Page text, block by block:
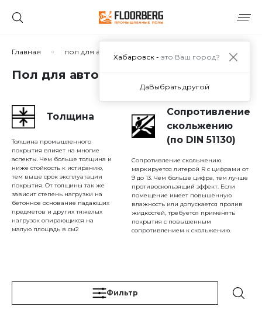
Главная пол для автомойки
Пол для автомойки в Хабаровске
Толщина
Толщина промышленного
покрытия влияет на многие
аспекты. Чем больше толщина и
ниже стойкость к истиранию,
тем выше срок эксплуатации
покрытия. От толщины так же
зависит степень нагрузки на
бетонное основание падающих
предметов и других тяжелых
нагрузок опирающихся на
малую площадь в см2
Сопротивление
скольжению
(по DIN 51130)
Сопротивление скольжению
маркируется литерой R с цифрами от
9 до 13. Чем больше цифра, тем лучше
противоскользящий эффект. Если
помещение имеет повышенную
влажность или допускается пролив
жидкостей, требуется применять
покрытия с повышенным
сопротивлением к скольжению.
Фильтр
Сбросить
Хабаровск - это Ваш город?
ДаВыбрать другой